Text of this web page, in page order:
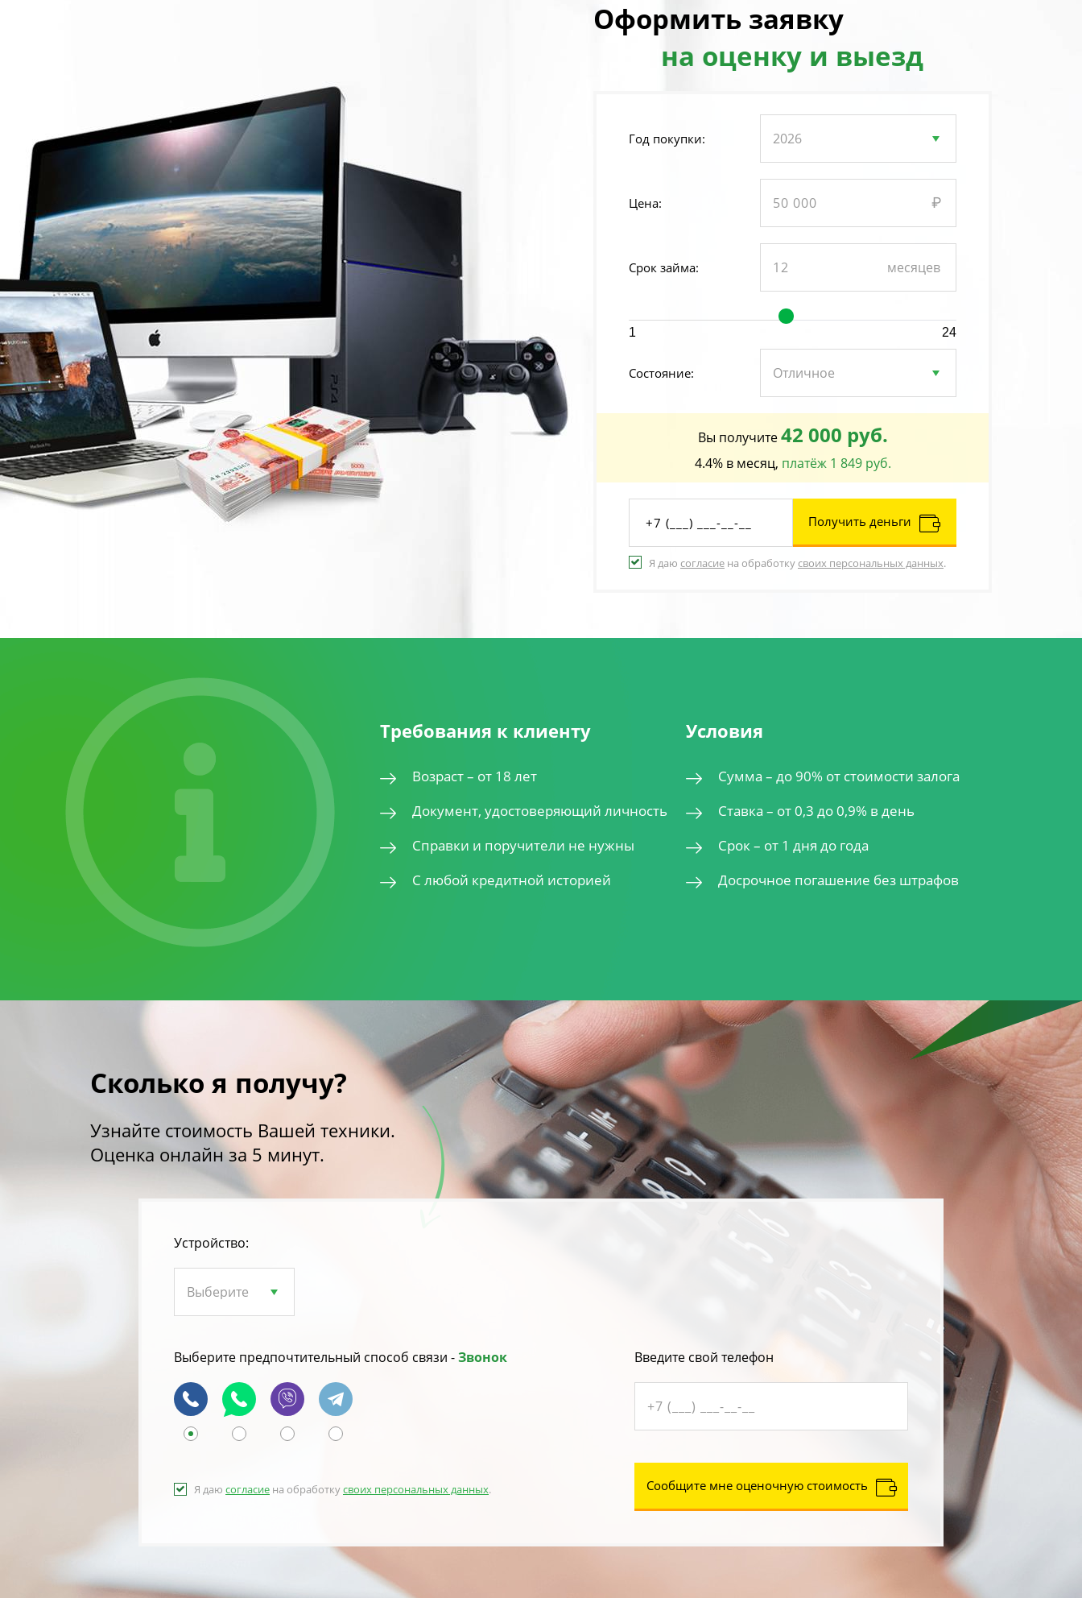
Оформить заявку
на оценку и выезд
Год покупки:
Цена:
Срок займа:
1 24
Состояние:
Вы получите42 000 руб.
4.4% в месяц, платёж 1 849 руб.
Получить деньги
Я даю согласие на обработкусвоих персональных данных.
Требования к клиенту
Возраст – от 18 лет
Документ, удостоверяющий личность
Справки и поручители не нужны
С любой кредитной историей
Условия
Сумма – до 90% от стоимости залога
Ставка – от 0,3 до 0,9% в день
Срок – от 1 дня до года
Досрочное погашение без штрафов
Сколько я получу?
Узнайте стоимость Вашей техники.
Оценка онлайн за 5 минут.
Устройство:
Выберите предпочтительный способ связи -Звонок
Я даю согласие на обработкусвоих персональных данных.
Введите свой телефон
Сообщите мне оценочную стоимость